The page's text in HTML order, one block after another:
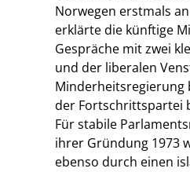
Norwegen erstmals
erklärte die künftige
Gespräche mit zwei
und der liberalen
Minderheitsregierung
der Fortschrittspartei
Für stabile
ihrer Gründung 1973
ebenso durch einen